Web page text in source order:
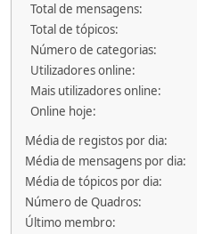
Total de mensagens:
Total de tópicos:
Número de categorias:
Utilizadores online:
Mais utilizadores online:
Online hoje:
Média de registos por dia:
Média de mensagens por dia:
Média de tópicos por dia:
Número de Quadros:
Último membro: